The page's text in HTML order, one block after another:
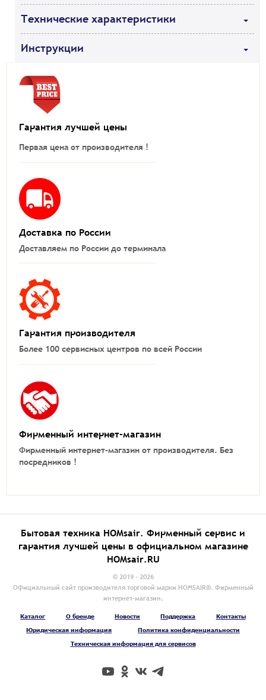
Технические характеристики
Инструкции
Гарантия лучшей цены
Первая цена от производителя !
Доставка по России
Доставляем по России до терминала
Гарантия производителя
Более 100 сервисных центров по всей России
Фирменный интернет-магазин
Фирменный интернет-магазин от производителя. Без
посредников !
Бытовая техника HOMsair. Фирменный сервис и
гарантия лучшей цены в официальном магазине
HOMsair.RU
© 2019 - 2026
Официальный сайт производителя торговой марки HOMSAIR®. Фирменный
интернет-магазин.
Каталог О бренде Новости Поддержка
Контакты
Юридическая информация
Политика конфиденциальности
Техническая информация для сервисов